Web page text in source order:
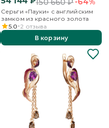
150 660₽
Серьги «Пауки» с английским
замком из красного золота
5.0 2 отзыва
В корзину